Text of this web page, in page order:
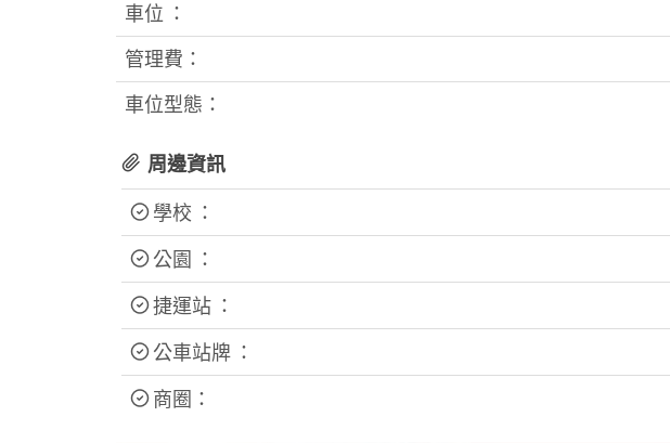
車位 ：
管理費：
車位型態：
周邊資訊
學校 ：
公園 ：
捷運站 ：
公車站牌 ：
商圈：